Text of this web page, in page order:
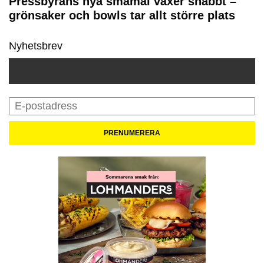
grönsaker och bowls tar allt större plats
Nyhetsbrev